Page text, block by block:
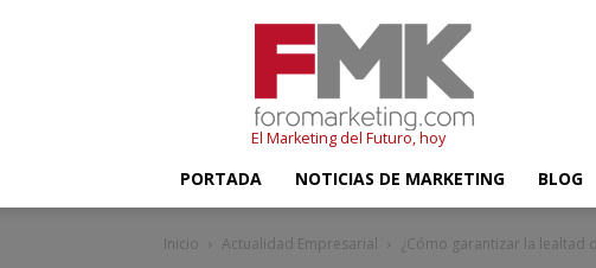
El Marketing del Futuro, hoy
PORTADA NOTICIAS DE MARKETING BLOG
Inicio Actualidad Empresarial ¿Cómo garantizar la lealtad